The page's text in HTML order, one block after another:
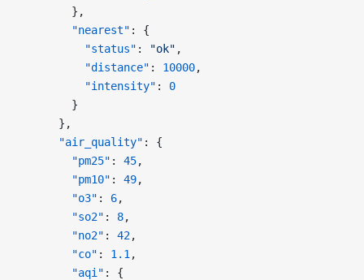
        },
        "nearest"
: {
          "status"
: "ok" ,
          "distance"
: 10000,
          "intensity"
: 0
        }
      },
      "air_quality"
: {
        "pm25"
: 45,
        "pm10"
: 49,
        "o3"
: 6,
        "so2"
: 8,
        "no2"
: 42,
        "co"
: 1.1 ,
        "aqi"
: {